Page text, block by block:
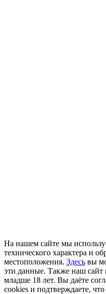
На нашем сайте мы
технического характера и
местоположения. Здесь вы
эти данные. Также наш сайт
младше 18 лет. Вы даёте
cookies и подтверждаете,